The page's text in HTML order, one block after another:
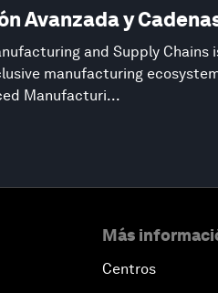
Avanzada y
and Supply Chains
manufacturing
Manufacturi...
Más
Centros